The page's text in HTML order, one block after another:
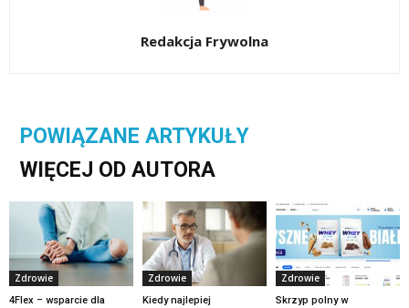
Redakcja Frywolna
POWIĄZANE ARTYKUŁY
WIĘCEJ OD AUTORA
Zdrowie
4Flex – wsparcie dla
Zdrowie
Kiedy najlepiej
Zdrowie
Skrzyp polny w